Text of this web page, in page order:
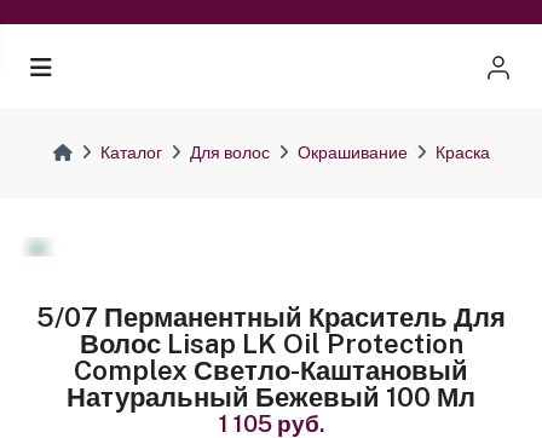
Каталог Для волос Окрашивание Краска
5/07 Перманентный Краситель Для
Волос Lisap LK Oil Protection
Complex Светло-Каштановый
Натуральный Бежевый 100 Мл
1 105 руб.